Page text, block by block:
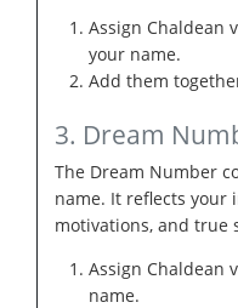
Assign Chaldean
your name.
Add them
3. Dream
The Dream Number
name. It reflects your
motivations, and true
Assign Chaldean
name.